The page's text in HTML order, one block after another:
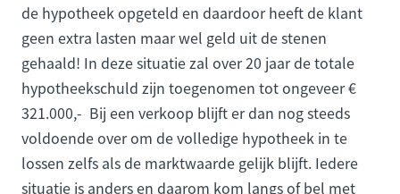
de hypotheek opgeteld en daardoor heeft de klant
geen extra lasten maar wel geld uit de stenen
gehaald! In deze situatie zal over 20 jaar de totale
hypotheekschuld zijn toegenomen tot ongeveer €
321.000,- Bij een verkoop blijft er dan nog steeds
voldoende over om de volledige hypotheek in te
lossen zelfs als de marktwaarde gelijk blijft. Iedere
situatie is anders en daarom kom langs of bel met